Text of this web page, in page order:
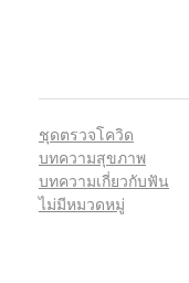
ชุดตรวจโควิด
บทความสุขภาพ
บทความเกี่ยวกับฟัน
ไม่มีหมวดหมู่